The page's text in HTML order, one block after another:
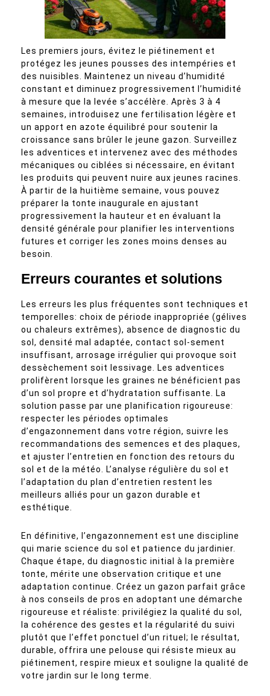
Les premiers jours, évitez le piétinement et
protégez les jeunes pousses des intempéries et
des nuisibles. Maintenez un niveau d’humidité
constant et diminuez progressivement l’humidité
à mesure que la levée s’accélère. Après 3 à 4
semaines, introduisez une fertilisation légère et
un apport en azote équilibré pour soutenir la
croissance sans brûler le jeune gazon. Surveillez
les adventices et intervenez avec des méthodes
mécaniques ou ciblées si nécessaire, en évitant
les produits qui peuvent nuire aux jeunes racines.
À partir de la huitième semaine, vous pouvez
préparer la tonte inaugurale en ajustant
progressivement la hauteur et en évaluant la
densité générale pour planifier les interventions
futures et corriger les zones moins denses au
besoin.
Erreurs courantes et solutions
Les erreurs les plus fréquentes sont techniques et
temporelles: choix de période inappropriée (gélives
ou chaleurs extrêmes), absence de diagnostic du
sol, densité mal adaptée, contact sol-sement
insuffisant, arrosage irrégulier qui provoque soit
dessèchement soit lessivage. Les adventices
prolifèrent lorsque les graines ne bénéficient pas
d’un sol propre et d’hydratation suffisante. La
solution passe par une planification rigoureuse:
respecter les périodes optimales
d’engazonnement dans votre région, suivre les
recommandations des semences et des plaques,
et ajuster l’entretien en fonction des retours du
sol et de la météo. L’analyse régulière du sol et
l’adaptation du plan d’entretien restent les
meilleurs alliés pour un gazon durable et
esthétique.
En définitive, l’engazonnement est une discipline
qui marie science du sol et patience du jardinier.
Chaque étape, du diagnostic initial à la première
tonte, mérite une observation critique et une
adaptation continue. Créez un gazon parfait grâce
à nos conseils de pros en adoptant une démarche
rigoureuse et réaliste: privilégiez la qualité du sol,
la cohérence des gestes et la régularité du suivi
plutôt que l’effet ponctuel d’un rituel; le résultat,
durable, offrira une pelouse qui résiste mieux au
piétinement, respire mieux et souligne la qualité de
votre jardin sur le long terme.